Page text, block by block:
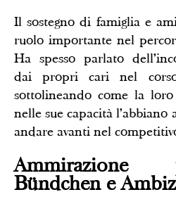
Il sostegno di famiglia e
ruolo importante nel
Ha spesso parlato
dai propri cari nel
sottolineando come la
nelle sue capacità l'abbiano
andare avanti nel
Bündchen e